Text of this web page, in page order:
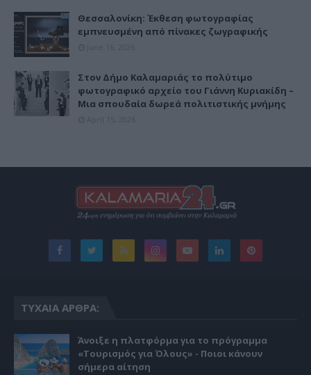
Θεσσαλονίκη: Έκθεση φωτογραφίας
εμπνευσμένη από πίνακες ζωγραφικής
Στον Δήμο Καλαμαριάς το πολύτιμο
φωτογραφικό αρχείο του Γιάννη Κυριακίδη –
Μια σπουδαία δωρεά πολιτιστικής μνήμης
ΤΥΧΑΊΑ ΆΡΘΡΑ:
Άνοιξε η πλατφόρμα για το πρόγραμμα
«Τουρισμός για Όλους» - Ποιοι κάνουν
σήμερα αίτηση